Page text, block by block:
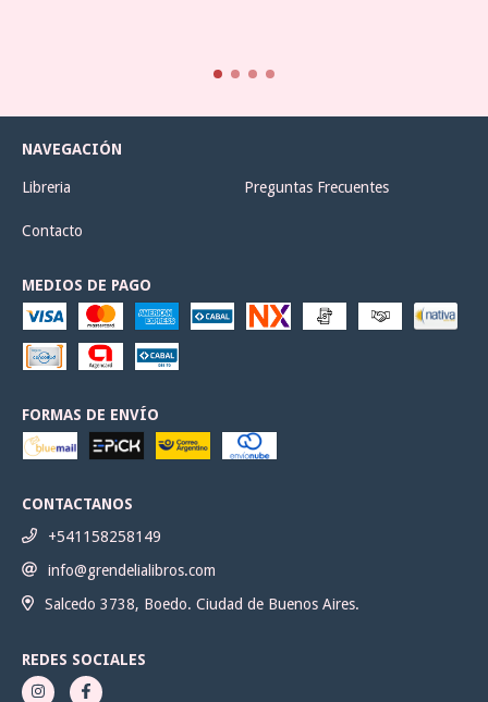
NAVEGACIÓN
Libreria Preguntas Frecuentes
Contacto
MEDIOS DE PAGO
FORMAS DE ENVÍO
CONTACTANOS
+541158258149
info@grendelialibros.com
Salcedo 3738, Boedo. Ciudad de Buenos Aires.
REDES SOCIALES